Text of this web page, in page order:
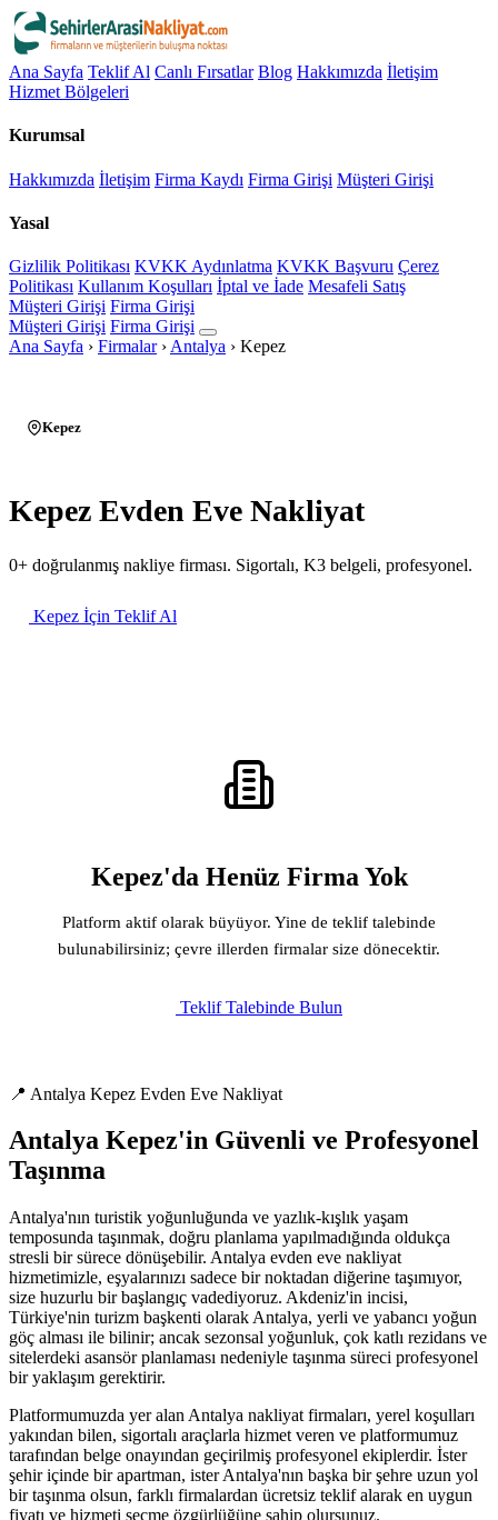
Ana Sayfa Teklif Al Canlı Fırsatlar Blog Hakkımızda İletişim
Hizmet Bölgeleri
Kurumsal
Hakkımızda İletişim Firma Kaydı Firma Girişi Müşteri Girişi
Yasal
Gizlilik Politikası KVKK Aydınlatma KVKK Başvuru Çerez
Politikası Kullanım Koşulları İptal ve İade Mesafeli Satış
Müşteri Girişi Firma Girişi
Müşteri Girişi Firma Girişi
Ana Sayfa › Firmalar › Antalya › Kepez
Kepez
Kepez Evden Eve Nakliyat
0+ doğrulanmış nakliye firması. Sigortalı, K3 belgeli, profesyonel.
Kepez İçin Teklif Al
Kepez'da Henüz Firma Yok
Platform aktif olarak büyüyor. Yine de teklif talebinde
bulunabilirsiniz; çevre illerden firmalar size dönecektir.
Teklif Talebinde Bulun
📍 Antalya Kepez Evden Eve Nakliyat
Antalya Kepez'in Güvenli ve Profesyonel
Taşınma
Antalya'nın turistik yoğunluğunda ve yazlık-kışlık yaşam
temposunda taşınmak, doğru planlama yapılmadığında oldukça
stresli bir sürece dönüşebilir. Antalya evden eve nakliyat
hizmetimizle, eşyalarınızı sadece bir noktadan diğerine taşımıyor,
size huzurlu bir başlangıç vadediyoruz. Akdeniz'in incisi,
Türkiye'nin turizm başkenti olarak Antalya, yerli ve yabancı yoğun
göç alması ile bilinir; ancak sezonsal yoğunluk, çok katlı rezidans ve
sitelerdeki asansör planlaması nedeniyle taşınma süreci profesyonel
bir yaklaşım gerektirir.
Platformumuzda yer alan Antalya nakliyat firmaları, yerel koşulları
yakından bilen, sigortalı araçlarla hizmet veren ve platformumuz
tarafından belge onayından geçirilmiş profesyonel ekiplerdir. İster
şehir içinde bir apartman, ister Antalya'nın başka bir şehre uzun yol
bir taşınma olsun, farklı firmalardan ücretsiz teklif alarak en uygun
fiyatı ve hizmeti seçme özgürlüğüne sahip olursunuz.